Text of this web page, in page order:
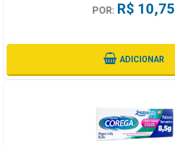
POR: R$ 10,75
ADICIONAR